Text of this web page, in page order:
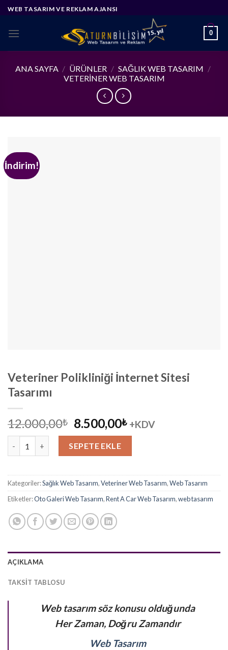
Skip
content
WEB TASARIM VE REKLAM AJANSI
0
ANA SAYFA / ÜRÜNLER / SAĞLIK WEB TASARIM /
VETERINER WEB TASARIM
İndirim!
Veteriner Polikliniği İnternet Sitesi
Tasarımı
12.000,00₺ Orijinal
fiyat:
12.000,00₺.
8.500,00₺Şu
andaki
8.500,00₺.
+KDV
SEPETE EKLE
Kategoriler:Sağlık Web Tasarım,Veteriner Web Tasarım,Web Tasarım
Etiketler:Oto Galeri Web Tasarım,Rent A Car Web Tasarım,web tasarım
AÇIKLAMA
TAKSIT TABLOSU
Web tasarım söz konusu olduğunda
Her Zaman, Doğru Zamandır
Web Tasarım